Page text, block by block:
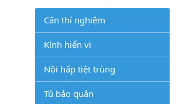
Cân thí nghiệm
Kính hiển vi
Nồi hấp tiệt trùng
Tủ bảo quản